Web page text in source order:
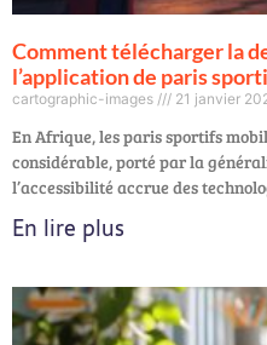
Comment télécharger la
l’application de paris
cartographic-images 21 janvier
En Afrique, les paris sportifs
considérable, porté par la
l’accessibilité accrue des
En lire plus